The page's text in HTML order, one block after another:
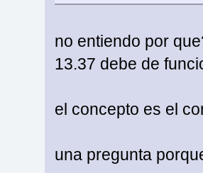
no entiendo por
13.37 debe de
el concepto es el
una pregunta